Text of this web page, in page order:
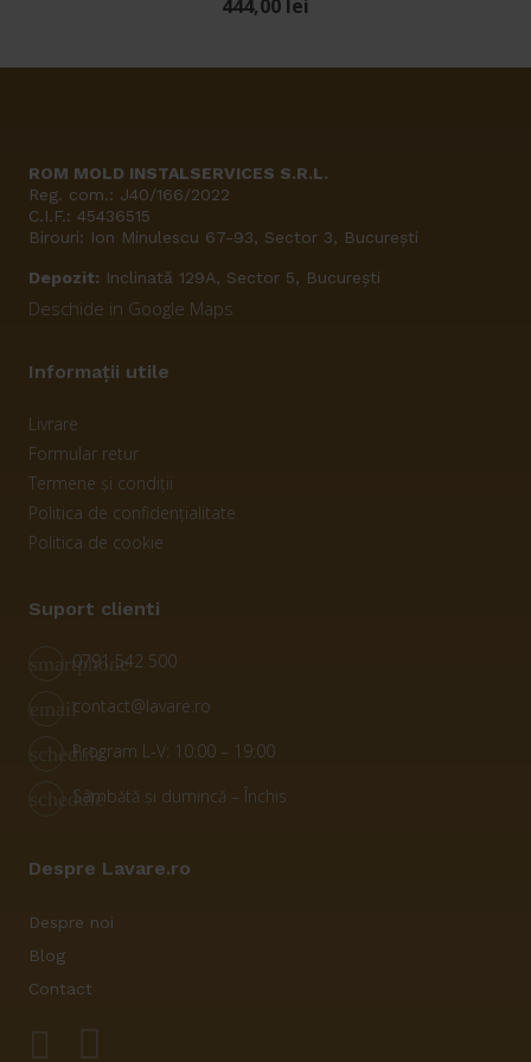
444,00 lei
ROM MOLD INSTALSERVICES S.R.L.
Reg. com.: J40/166/2022
C.I.F.: 45436515
Birouri: Ion Minulescu 67-93, Sector 3, București
Depozit: Inclinată 129A, Sector 5, București
Deschide in Google Maps
Informații utile
Livrare
Formular retur
Termene și condiții
Politica de confidențialitate
Politica de cookie
Suport clienti
smartphone
0791 542 500
emailcontact@lavare.ro
scheduleProgram L-V: 10:00 – 19:00
scheduleSâmbătă și dumincă – Închis
Despre Lavare.ro
Despre noi
Blog
Contact